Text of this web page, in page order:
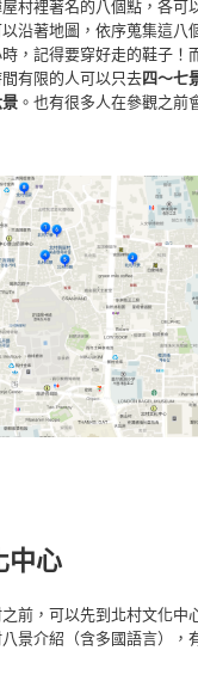
屋村裡著名的八個點，各可
沿著地圖，依序蒐集這八
，記得要穿好走的鞋子！
有限的人可以只去四～七
景 。也有很多人在參觀之前
中心
前，可以先到北村文化中
景介紹（含多國語言），